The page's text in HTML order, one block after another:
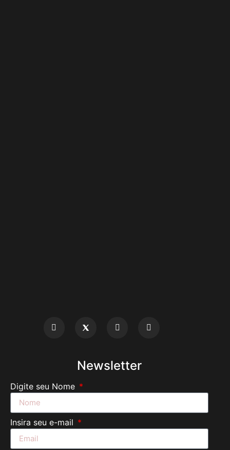
Newsletter
Digite seu Nome
Insira seu e-mail